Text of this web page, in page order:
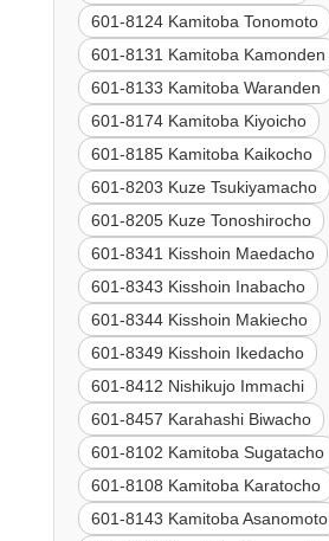
601-8124 Kamitoba Tonomoto
601-8131 Kamitoba Kamonden
601-8133 Kamitoba Waranden
601-8174 Kamitoba Kiyoicho
601-8185 Kamitoba Kaikocho
601-8203 Kuze Tsukiyamacho
601-8205 Kuze Tonoshirocho
601-8341 Kisshoin Maedacho
601-8343 Kisshoin Inabacho
601-8344 Kisshoin Makiecho
601-8349 Kisshoin Ikedacho
601-8412 Nishikujo Immachi
601-8457 Karahashi Biwacho
601-8102 Kamitoba Sugatacho
601-8108 Kamitoba Karatocho
601-8143 Kamitoba Asanomoto